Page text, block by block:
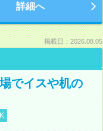
詳細へ
掲載日：2026.08.05
でイスや机の